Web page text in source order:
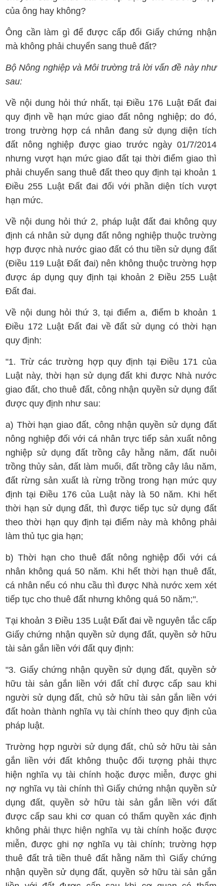
của ông hay không?
Ông cần làm gì để được cấp đổi Giấy chứng nhận
mà không phải chuyển sang thuê đất?
Bộ Nông nghiệp và Môi trường trả lời vấn đề này như
sau:
Về nội dung hỏi thứ nhất, tại Điều 176 Luật Đất đai
quy định về hạn mức giao đất nông nghiệp; do đó,
trong trường hợp cá nhân đang sử dụng diện tích
đất nông nghiệp được giao trước ngày 01/7/2014
nhưng vượt hạn mức giao đất tại thời điểm giao thì
phải chuyển sang thuê đất theo quy định tại khoản 1
Điều 255 Luật Đất đai đối với phần diện tích vượt
hạn mức.
Về nội dung hỏi thứ 2, pháp luật đất đai không quy
định cá nhân sử dụng đất nông nghiệp thuộc trường
hợp được nhà nước giao đất có thu tiền sử dụng đất
(Điều 119 Luật Đất đai) nên không thuộc trường hợp
được áp dụng quy định tại khoản 2 Điều 255 Luật
Đất đai.
Về nội dung hỏi thứ 3, tại điểm a, điểm b khoản 1
Điều 172 Luật Đất đai về đất sử dụng có thời hạn
quy định:
"1. Trừ các trường hợp quy định tại Điều 171 của
Luật này, thời hạn sử dụng đất khi được Nhà nước
giao đất, cho thuê đất, công nhận quyền sử dụng đất
được quy định như sau:
a) Thời hạn giao đất, công nhận quyền sử dụng đất
nông nghiệp đối với cá nhân trực tiếp sản xuất nông
nghiệp sử dụng đất trồng cây hằng năm, đất nuôi
trồng thủy sản, đất làm muối, đất trồng cây lâu năm,
đất rừng sản xuất là rừng trồng trong hạn mức quy
định tại Điều 176 của Luật này là 50 năm. Khi hết
thời hạn sử dụng đất, thì được tiếp tục sử dụng đất
theo thời hạn quy định tại điểm này mà không phải
làm thủ tục gia hạn;
b) Thời hạn cho thuê đất nông nghiệp đối với cá
nhân không quá 50 năm. Khi hết thời hạn thuê đất,
cá nhân nếu có nhu cầu thì được Nhà nước xem xét
tiếp tục cho thuê đất nhưng không quá 50 năm;".
Tại khoản 3 Điều 135 Luật Đất đai về nguyên tắc cấp
Giấy chứng nhận quyền sử dụng đất, quyền sở hữu
tài sản gắn liền với đất quy định:
"3. Giấy chứng nhận quyền sử dụng đất, quyền sở
hữu tài sản gắn liền với đất chỉ được cấp sau khi
người sử dụng đất, chủ sở hữu tài sản gắn liền với
đất hoàn thành nghĩa vụ tài chính theo quy định của
pháp luật.
Trường hợp người sử dụng đất, chủ sở hữu tài sản
gắn liền với đất không thuộc đối tượng phải thực
hiện nghĩa vụ tài chính hoặc được miễn, được ghi
nợ nghĩa vụ tài chính thì Giấy chứng nhận quyền sử
dụng đất, quyền sở hữu tài sản gắn liền với đất
được cấp sau khi cơ quan có thẩm quyền xác định
không phải thực hiện nghĩa vụ tài chính hoặc được
miễn, được ghi nợ nghĩa vụ tài chính; trường hợp
thuê đất trả tiền thuê đất hằng năm thì Giấy chứng
nhận quyền sử dụng đất, quyền sở hữu tài sản gắn